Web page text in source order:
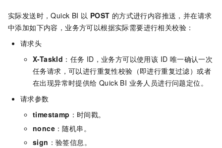
实际发送时，Quick BI 以 POST 的方式进行内容推送，并在请求
中添加如下内容，业务方可以根据实际需要进行相关校验：
请求头
X-TaskId ：任务 ID，业务方可以使用该 ID 唯一确认一次
任务请求，可以进行重复性校验（即进行重复过滤）或者
在出现异常时提供给 Quick BI 业务人员进行问题定位。
请求参数
timestamp ：时间戳。
nonce ：随机串。
sign ：验签信息。